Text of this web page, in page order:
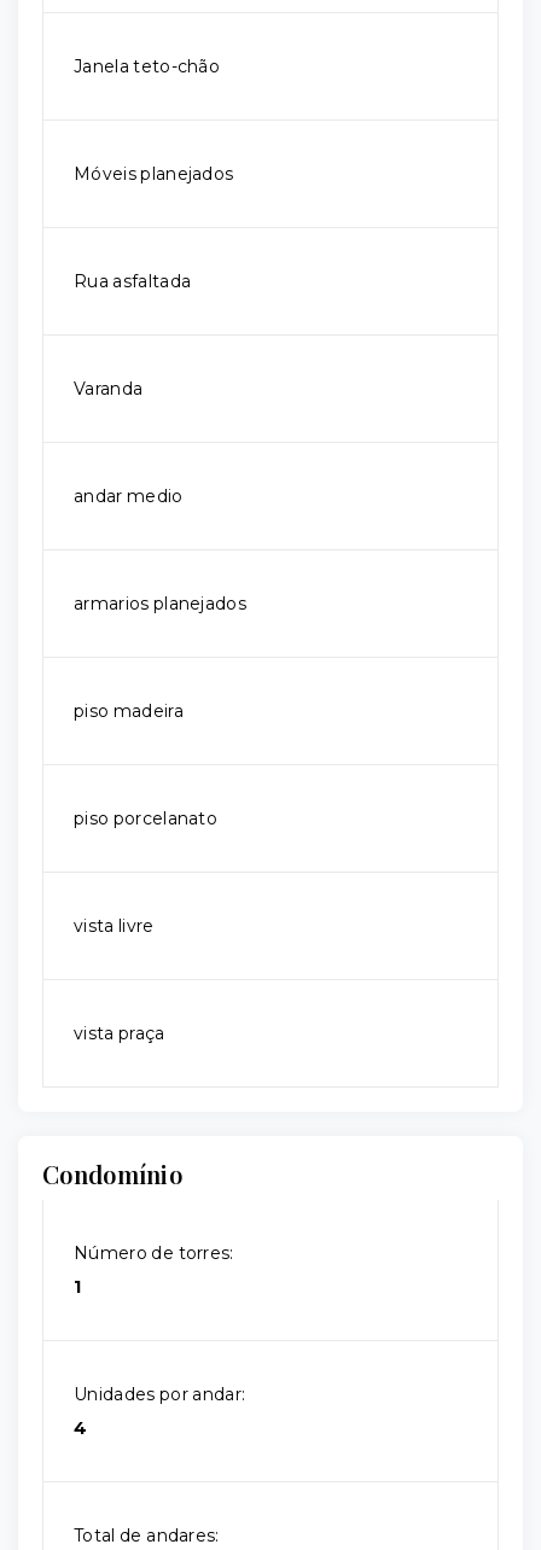
Janela teto-chão
Móveis planejados
Rua asfaltada
Varanda
andar medio
armarios planejados
piso madeira
piso porcelanato
vista livre
vista praça
Condomínio
Número de torres:
1
Unidades por andar:
4
Total de andares: